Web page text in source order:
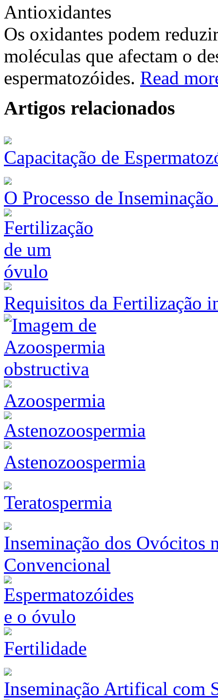
Os oxidantes podem
moléculas que afectam o
espermatozóides. Read
Artigos relacionados
Capacitação de
O Processo de
Requisitos da Fertilização
Azoospermia
Astenozoospermia
Teratospermia
Inseminação dos Ovócitos
Convencional
Fertilidade
Inseminação Artifical com